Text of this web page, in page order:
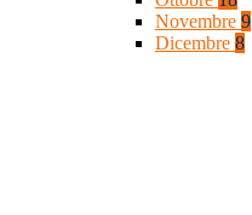
Novembre 9
Dicembre 8